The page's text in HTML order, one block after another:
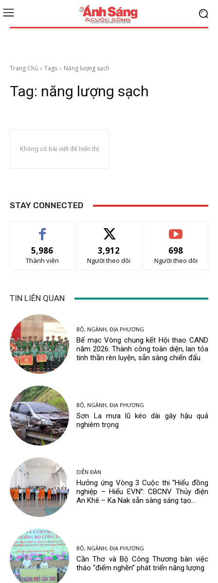
Trang Chủ Tags Năng lượng sạch
Tag: năng lượng sạch
Không có bài viết để hiển thị
STAY CONNECTED
5,986
Thành viên
3,912
Người theo dõi
698
Người theo dõi
TIN LIÊN QUAN
BỘ, NGÀNH, ĐỊA PHƯƠNG
Bế mạc Vòng chung kết Hội thao CAND
năm 2026: Thành công toàn diện, lan tỏa
tinh thần rèn luyện, sẵn sàng chiến đấu
BỘ, NGÀNH, ĐỊA PHƯƠNG
Sơn La mưa lũ kéo dài gây hậu quả
nghiêm trọng
DIỄN ĐÀN
Hưởng ứng Vòng 3 Cuộc thi “Hiểu đồng
nghiệp – Hiểu EVN”: CBCNV Thủy điện
An Khê – Ka Nak sẵn sàng sáng tạo...
BỘ, NGÀNH, ĐỊA PHƯƠNG
Cần Thơ và Bộ Công Thương bàn việc
tháo “điểm nghẽn” phát triển năng lượng